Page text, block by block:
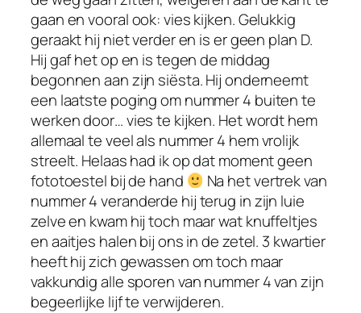
gaan en vooral ook: vies kijken. Gelukkig
geraakt hij niet verder en is er geen plan D.
Hij gaf het op en is tegen de middag
begonnen aan zijn siësta. Hij onderneemt
een laatste poging om nummer 4 buiten te
werken door… vies te kijken. Het wordt hem
allemaal te veel als nummer 4 hem vrolijk
streelt. Helaas had ik op dat moment geen
fototoestel bij de hand
Na het vertrek van
nummer 4 veranderde hij terug in zijn luie
zelve en kwam hij toch maar wat knuffeltjes
en aaitjes halen bij ons in de zetel. 3 kwartier
heeft hij zich gewassen om toch maar
vakkundig alle sporen van nummer 4 van zijn
begeerlijke lijf te verwijderen.